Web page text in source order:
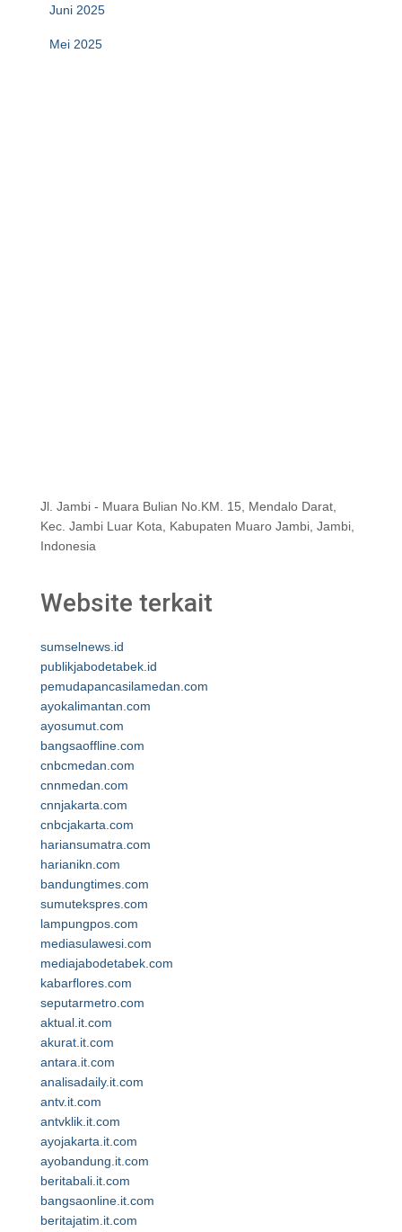
Juni 2025
Mei 2025
Jl. Jambi - Muara Bulian No.KM. 15, Mendalo Darat,
Kec. Jambi Luar Kota, Kabupaten Muaro Jambi, Jambi,
Indonesia
Website terkait
sumselnews.id
publikjabodetabek.id
pemudapancasilamedan.com
ayokalimantan.com
ayosumut.com
bangsaoffline.com
cnbcmedan.com
cnnmedan.com
cnnjakarta.com
cnbcjakarta.com
hariansumatra.com
harianikn.com
bandungtimes.com
sumutekspres.com
lampungpos.com
mediasulawesi.com
mediajabodetabek.com
kabarflores.com
seputarmetro.com
aktual.it.com
akurat.it.com
antara.it.com
analisadaily.it.com
antv.it.com
antvklik.it.com
ayojakarta.it.com
ayobandung.it.com
beritabali.it.com
bangsaonline.it.com
beritajatim.it.com